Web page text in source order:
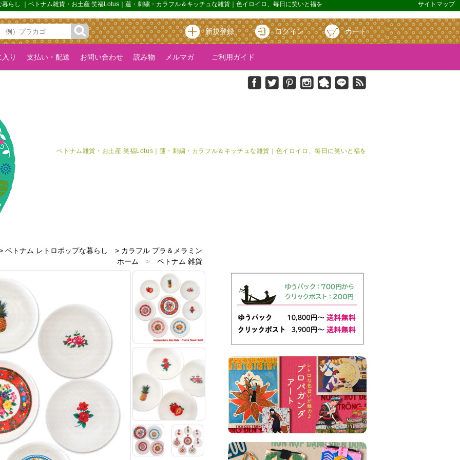
らし ｜ベトナム雑貨・お土産 笑福Lotus｜蓮・刺繍・カラフル＆キッチュな雑貨｜色イロイロ、毎日に笑いと福を サイトマップ
新規登録 ログイン カート
り 支払い・配送 お問い合わせ 読み物 メルマガ ご利用ガイド
ベトナム雑貨・お土産 笑福Lotus｜蓮・刺繍・カラフル＆キッチュな雑貨｜色イロイロ、毎日に笑いと福を
ベトナム レトロポップな暮らし > カラフル プラ＆メラミン
ホーム
>
ベトナム 雑貨
ホーム
>
ベトナムのお土産雑貨
>
赤・レッド 雑貨
ホーム
>
ピンク 雑貨
>
黄・イエロー 雑貨
>
青・ブルー 雑貨
ホーム
>
新着商品
ホーム
レトロアジアン
ホーム
プラスチックとメラミン雑貨